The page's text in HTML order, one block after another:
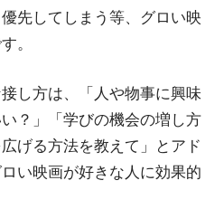
先してしまう等、グロい映
。
し方は、「人や物事に興味
？」「学びの機会の増し方
げる方法を教えて」とアド
い映画が好きな人に効果的